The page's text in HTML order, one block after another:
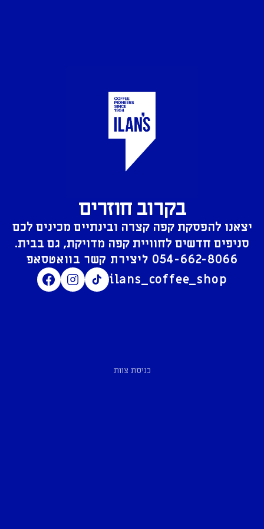
בקרוב חוזרים
יצאנו להפסקת קפה קצרה ובינתיים מכינים לכם
סניפים חדשים לחוויית קפה מדויקת, גם בבית.
054-662-8066
ilans_coffee_shop
כניסת צוות